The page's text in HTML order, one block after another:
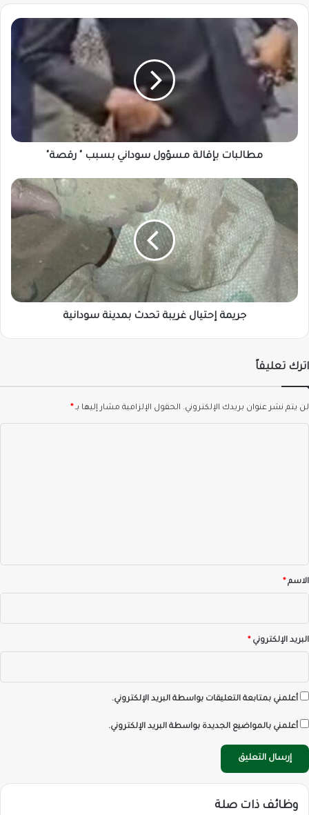
مطالبات
بإقالة
مسؤول
سوداني
بسبب
رقصة"
مطالبات بإقالة مسؤول سوداني بسبب " رقصة"
جريمة
تحدث
جريمة إحتيال غريبة تحدث بمدينة سودانية
اترك تعليقاً
لن يتم نشر عنوان بريدك الإلكتروني. الحقول الإلزامية مشار إليها بـ*
*الاسم*
البريد الإلكتروني*
أعلمني بمتابعة التعليقات بواسطة البريد الإلكتروني.
أعلمني بالمواضيع الجديدة بواسطة البريد الإلكتروني.
وظائف ذات صلة